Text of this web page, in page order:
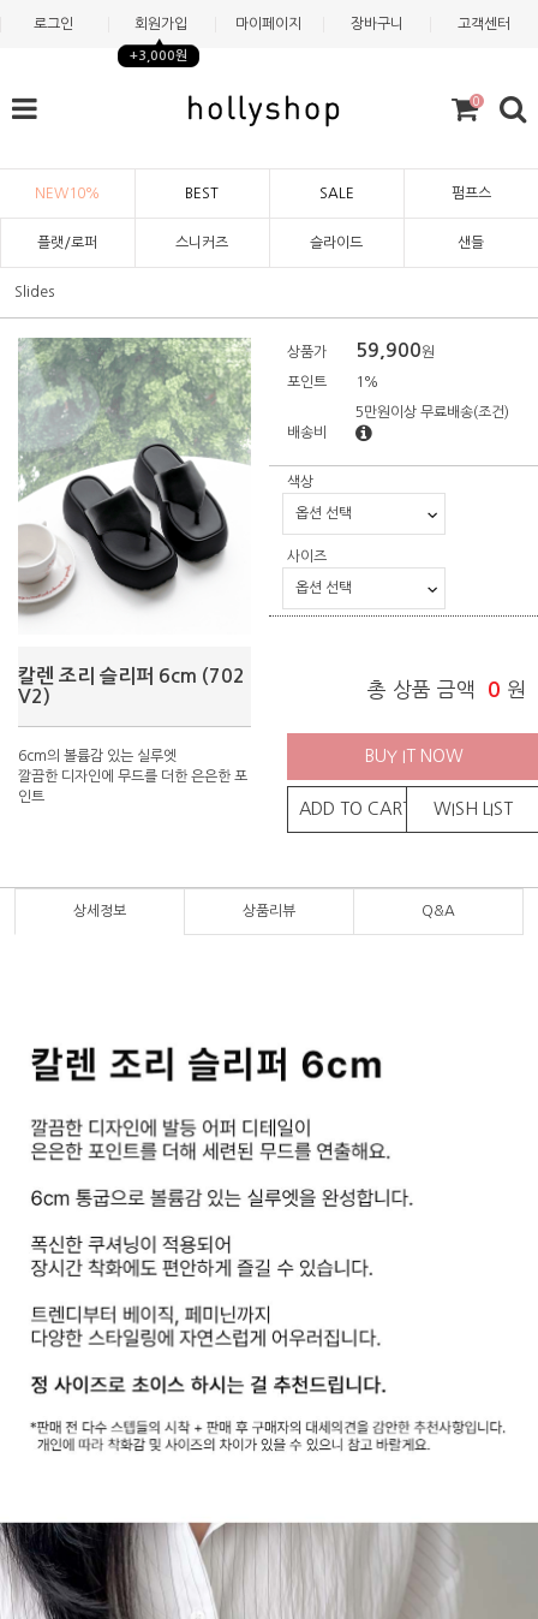
로그인 회원가입
+3,000원
마이페이지 장바구니 고객센터
0
NEW10% BEST SALE 펌프스
플랫/로퍼 스니커즈 슬라이드 샌들
Slides
칼렌 조리 슬리퍼 6cm (702
V2)
6cm의 볼륨감 있는 실루엣
깔끔한 디자인에 무드를 더한 은은한 포
인트
상품가 59,900원
포인트 1%
배송비
5만원이상 무료배송(조건)
색상
사이즈
총 상품 금액 0 원
BUY IT NOW
ADD TO CART WISH LIST
상세정보 상품리뷰 Q&A